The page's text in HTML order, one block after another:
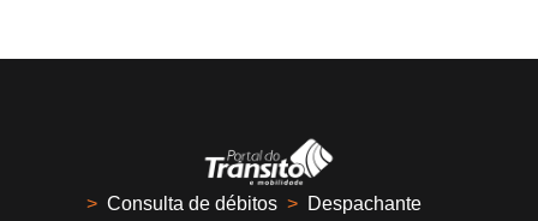
> Consulta de débitos > Despachante